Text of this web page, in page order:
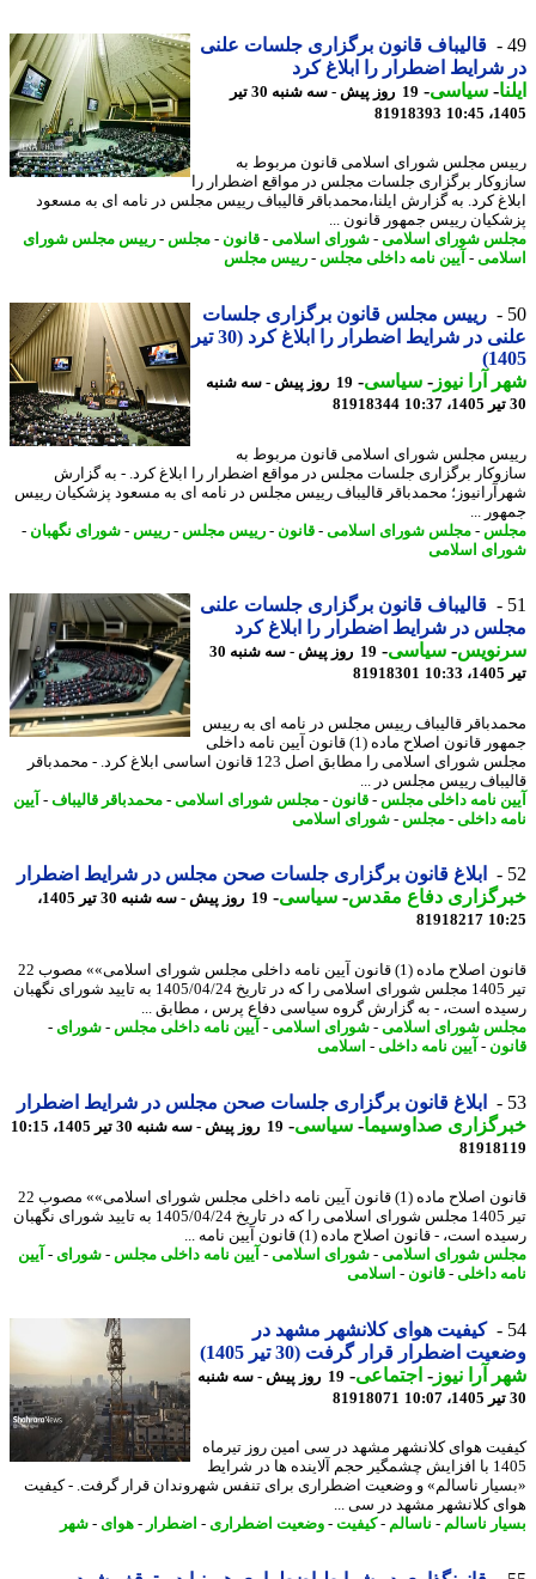
قالیباف قانون برگزاری جلسات علنی
شرایط اضطرار را ابلاغ کرد
-سیاسی-
19 روز پیش - سه شنبه 30 تیر
81918393
مجلس شورای اسلامی قانون مربوط به
برگزاری جلسات مجلس در مواقع اضطرار را
کرد. به گزارش ایلنا،محمدباقر قالیباف رییس مجلس در نامه ای به مسعود
رییس جمهور قانون ...
شورای اسلامی-شورای اسلامی-قانون-مجلس-رییس مجلس شورای
-آیین نامه داخلی مجلس-رییس مجلس
رییس مجلس قانون برگزاری جلسات
علنی در شرایط اضطرار را ابلاغ کرد (30 تیر
آرا نیوز-سیاسی-
19 روز پیش - سه شنبه
81918344
مجلس شورای اسلامی قانون مربوط به
برگزاری جلسات مجلس در مواقع اضطرار را ابلاغ کرد. - به گزارش
محمدباقر قالیباف رییس مجلس در نامه ای به مسعود پزشکیان رییس
...
-مجلس شورای اسلامی-قانون-رییس مجلس-رییس -شورای نگهبان-
اسلامی
قالیباف قانون برگزاری جلسات علنی
در شرایط اضطرار را ابلاغ کرد
-سیاسی-
19 روز پیش - سه شنبه 30
81918301
قالیباف رییس مجلس در نامه ای به رییس
جمهور قانون اصلاح ماده (1) قانون آیین نامه داخلی
مجلس شورای اسلامی را مطابق اصل 123 قانون اساسی ابلاغ کرد. - محمدباقر
رییس مجلس در ...
نامه داخلی مجلس-قانون-مجلس شورای اسلامی-محمدباقر قالیباف-آیین
داخلی -مجلس-شورای اسلامی
ابلاغ قانون برگزاری جلسات صحن مجلس در شرایط اضطرار
دفاع مقدس-سیاسی-
19 روز پیش - سه شنبه 30 تیر 1405،
81918217
قانون اصلاح ماده (1) قانون آیین نامه داخلی مجلس شورای اسلامی»» مصوب 22
تیر 1405 مجلس شورای اسلامی را که در تاریخ 1405/04/24 به تایید شورای نگهبان
است، - به گزارش گروه سیاسی دفاع پرس ، مطابق ...
شورای اسلامی-شورای اسلامی-آیین نامه داخلی مجلس-شورای-
-آیین نامه داخلی -اسلامی
ابلاغ قانون برگزاری جلسات صحن مجلس در شرایط اضطرار
صداوسیما-سیاسی-19 روز پیش - سه شنبه 30 تیر 1405، 10:15
قانون اصلاح ماده (1) قانون آیین نامه داخلی مجلس شورای اسلامی»» مصوب 22
تیر 1405 مجلس شورای اسلامی را که در تاریخ 1405/04/24 به تایید شورای نگهبان
است، - قانون اصلاح ماده (1) قانون آیین نامه ...
شورای اسلامی-شورای اسلامی-آیین نامه داخلی مجلس-شورای- آیین
داخلی -قانون-اسلامی
کیفیت هوای کلانشهر مشهد در
اضطرار قرار گرفت (30 تیر 1405)
آرا نیوز-اجتماعی-
19 روز پیش - سه شنبه
81918071
هوای کلانشهر مشهد در سی امین روز تیرماه
1405 با افزایش چشمگیر حجم آلاینده ها در شرایط
ناسالم» و وضعیت اضطراری برای تنفس شهروندان قرار گرفت. - کیفیت
کلانشهر مشهد در سی ...
ناسالم-ناسالم-کیفیت-وضعیت اضطراری - اضطرار- هوای- شهر